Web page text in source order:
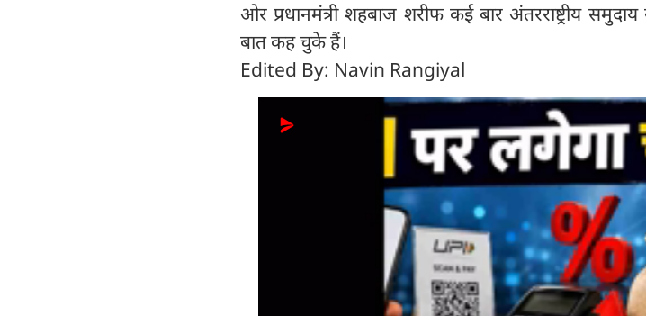
ओर प्रधानमंत्री शहबाज शरीफ कई बार अंतरराष्ट्रीय
बात कह चुके हैं।
Edited By: Navin Rangiyal